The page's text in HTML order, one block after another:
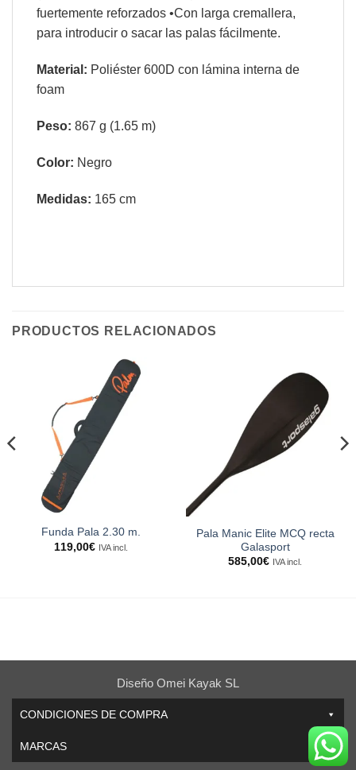
fuertemente reforzados •Con larga cremallera,
para introducir o sacar las palas fácilmente.
Material: Poliéster 600D con lámina interna de
foam
Peso: 867 g (1.65 m)
Color: Negro
Medidas: 165 cm
PRODUCTOS RELACIONADOS
Funda Pala 2.30 m.
119,00€ IVA incl.
Pala Manic Elite MCQ recta
Galasport
585,00€ IVA incl.
Diseño Omei Kayak SL
CONDICIONES DE COMPRA
MARCAS